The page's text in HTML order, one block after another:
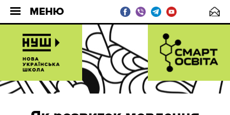
МЕНЮ